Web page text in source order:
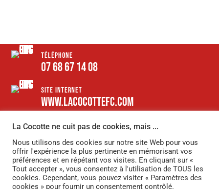
TÉLÉPHONE
07 68 67 14 08
SITE INTERNET
www.lacocottefc.com
EMAIL
lacocottemifc@gmail.com
CONTACTEZ-MOI
La Cocotte ne cuit pas de cookies, mais ...
Nous utilisons des cookies sur notre site Web pour vous
offrir l'expérience la plus pertinente en mémorisant vos
préférences et en répétant vos visites. En cliquant sur «
Tout accepter », vous consentez à l'utilisation de TOUS les
cookies. Cependant, vous pouvez visiter « Paramètres des
cookies » pour fournir un consentement contrôlé.